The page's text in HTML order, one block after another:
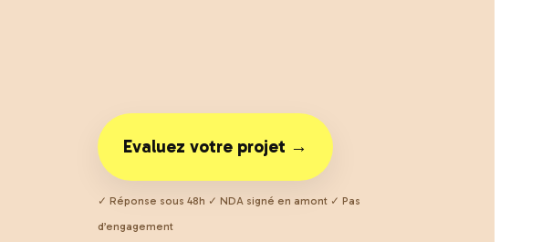
Evaluez votre projet →
✓ Réponse sous 48h ✓ NDA signé en amont ✓ Pas
d’engagement